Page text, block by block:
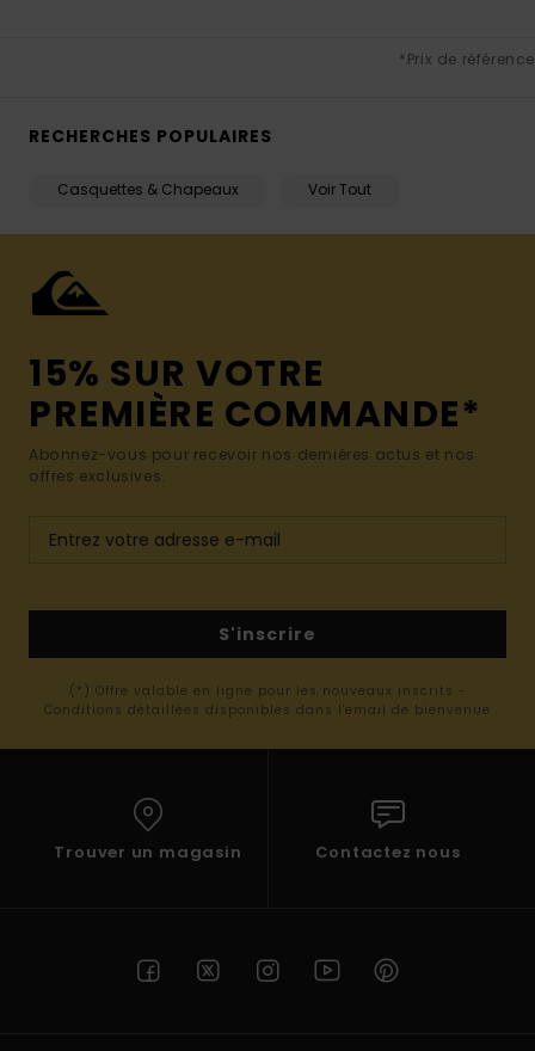
*Prix de référence
RECHERCHES POPULAIRES
Casquettes & Chapeaux Voir Tout
15% SUR VOTRE
PREMIÈRE COMMANDE*
Abonnez-vous pour recevoir nos dernières actus et nos
offres exclusives.
S'inscrire
(*) Offre valable en ligne pour les nouveaux inscrits -
Conditions détaillées disponibles dans l'email de bienvenue
Trouver un magasin Contactez nous